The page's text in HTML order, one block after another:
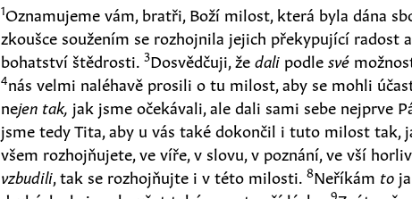
1Oznamujeme vám, bratři, Boží milost, která byla dána
zkoušce soužením se rozhojnila jejich překypující radost
bohatství štědrosti.3Dosvědčuji, žedali podle své
4nás velmi naléhavě prosili o tu milost, aby se mohli
nejen tak, jak jsme očekávali, ale dali sami sebe nejprve
jsme tedy Tita, aby u vás také dokončil i tuto milost tak,
všem rozhojňujete, ve víře, v slovu, v poznání, ve vší
vzbudili, tak se rozhojňujte i v této milosti.8Neříkám to
9